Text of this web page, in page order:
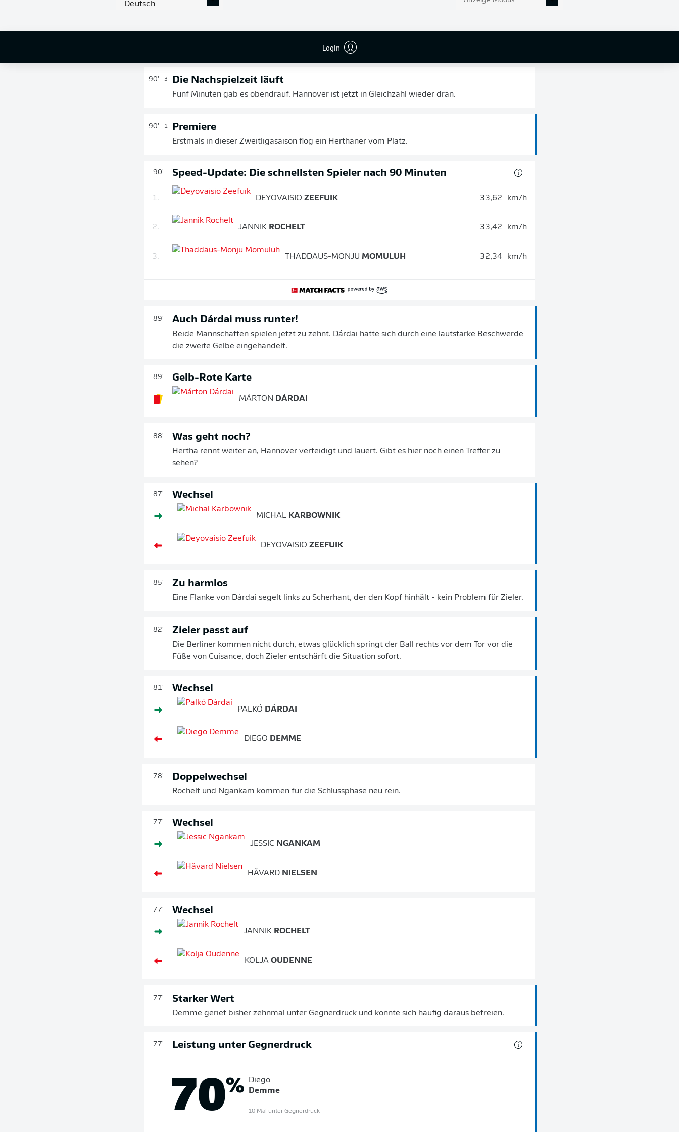
Deutsch
Login
aus ihren Chancen keinen Profit schlagen. Dárdai sah kurz vor Schluss ebenfalls die Ampelkarte.
SPIELENDE
90'+ 3 Die Nachspielzeit läuft
Fünf Minuten gab es obendrauf. Hannover ist jetzt in Gleichzahl wieder dran.
90'+ 1 Premiere
Erstmals in dieser Zweitligasaison flog ein Herthaner vom Platz.
90' Speed-Update: Die schnellsten Spieler nach 90 Minuten
1. DEYOVAISIO ZEEFUIK 33,62 km/h
2. JANNIK ROCHELT 33,42 km/h
3. THADDÄUS-MONJU MOMULUH 32,34 km/h
89' Auch Dárdai muss runter!
Beide Mannschaften spielen jetzt zu zehnt. Dárdai hatte sich durch eine lautstarke Beschwerde
die zweite Gelbe eingehandelt.
89' Gelb-Rote Karte
MÁRTON DÁRDAI
88' Was geht noch?
Hertha rennt weiter an, Hannover verteidigt und lauert. Gibt es hier noch einen Treffer zu
sehen?
87' Wechsel
MICHAL KARBOWNIK
DEYOVAISIO ZEEFUIK
85' Zu harmlos
Eine Flanke von Dárdai segelt links zu Scherhant, der den Kopf hinhält - kein Problem für Zieler.
82' Zieler passt auf
Die Berliner kommen nicht durch, etwas glücklich springt der Ball rechts vor dem Tor vor die
Füße von Cuisance, doch Zieler entschärft die Situation sofort.
81' Wechsel
PALKÓ DÁRDAI
DIEGO DEMME
78' Doppelwechsel
Rochelt und Ngankam kommen für die Schlussphase neu rein.
77' Wechsel
JESSIC NGANKAM
HÅVARD NIELSEN
77' Wechsel
JANNIK ROCHELT
KOLJA OUDENNE
77' Starker Wert
Demme geriet bisher zehnmal unter Gegnerdruck und konnte sich häufig daraus befreien.
77' Leistung unter Gegnerdruck
70%
Diego
Demme
10 Mal unter Gegnerdruck